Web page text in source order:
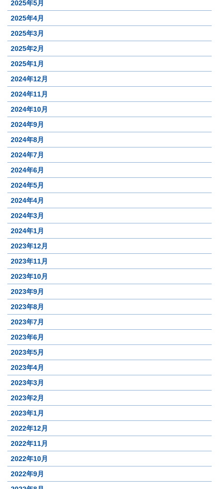
2025年5月
2025年4月
2025年3月
2025年2月
2025年1月
2024年12月
2024年11月
2024年10月
2024年9月
2024年8月
2024年7月
2024年6月
2024年5月
2024年4月
2024年3月
2024年1月
2023年12月
2023年11月
2023年10月
2023年9月
2023年8月
2023年7月
2023年6月
2023年5月
2023年4月
2023年3月
2023年2月
2023年1月
2022年12月
2022年11月
2022年10月
2022年9月